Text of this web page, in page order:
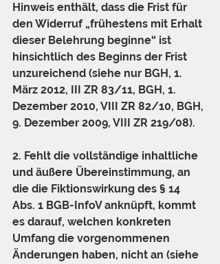
Hinweis enthält, dass die Frist für
den Widerruf „frühestens mit Erhalt
dieser Belehrung beginne“ ist
hinsichtlich des Beginns der Frist
unzureichend (siehe nur BGH, 1.
März 2012, III ZR 83/11, BGH, 1.
Dezember 2010, VIII ZR 82/10, BGH,
9. Dezember 2009, VIII ZR 219/08).
2. Fehlt die vollständige inhaltliche
und äußere Übereinstimmung, an
die die Fiktionswirkung des § 14
Abs. 1 BGB-InfoV anknüpft, kommt
es darauf, welchen konkreten
Umfang die vorgenommenen
Änderungen haben, nicht an (siehe